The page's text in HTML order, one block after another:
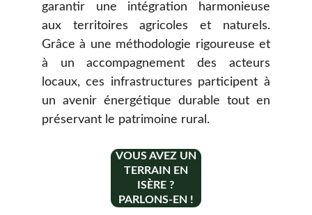
garantir une intégration harmonieuse
aux territoires agricoles et naturels.
Grâce à une méthodologie rigoureuse et
à un accompagnement des acteurs
locaux, ces infrastructures participent à
un avenir énergétique durable tout en
préservant le patrimoine rural.
VOUS AVEZ UN
TERRAIN EN
ISÈRE ?
PARLONS-EN !